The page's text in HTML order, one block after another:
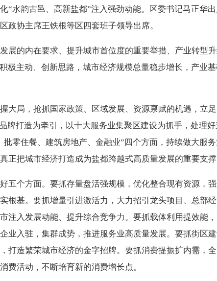
“水韵古邑、高新盐都”注入强劲动能。区委书记马正华出
政协主席王铁根等区四套班子领导出席。
展的内在要求、提升城市首位度的重要举措、产业转型
极主动、创新思路，城市经济规模总量稳步增长，产业
大局，抢抓国家政策、区域发展、资源禀赋的机遇，立
牌打造为牵引，以十大服务业集聚区建设为抓手，处理
零住餐、建筑房地产、金融业”四个方面，持续做大服
正把城市经济打造成为盐都跨越式高质量发展的重要支撑
五个方面。要抓存量盘活强规模，优化整合现有资源，
根基。要抓增量引进激活力，大力招引龙头项目、总部
注入发展动能、提升综合竞争力。要抓载体利用提效能
业入驻，集群成势，推进服务业高质量发展。要抓街区
打造繁荣城市经济的金字招牌。要抓消费提振扩内需，全
费活动，不断培育新的消费增长点。